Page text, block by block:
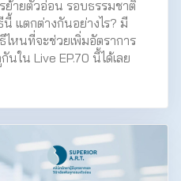
ายตัวอ่อน รอบธรรมชาติ
แตกต่างกันอย่างไร? มี
ไหนที่จะช่วยเพิ่มอัตราการ
ใน Live EP.70 นี้ได้เลย